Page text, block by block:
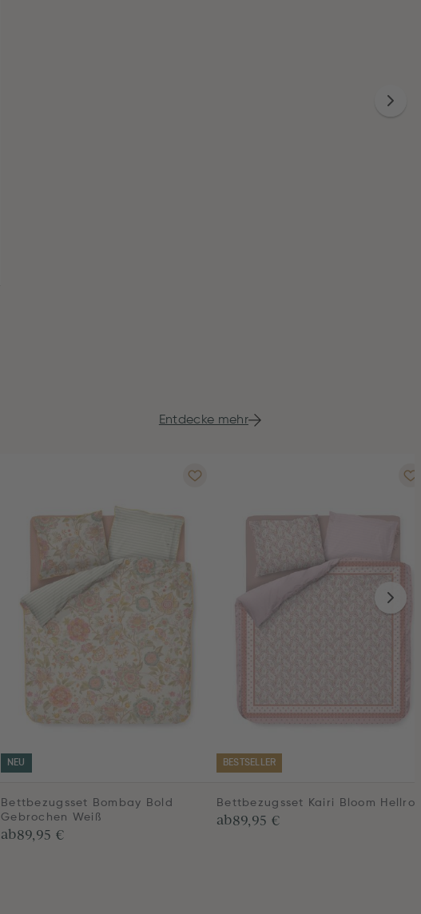
Entdecke mehr
NEU
Bettbezugsset Bombay Bold
Gebrochen Weiß
ab89,95 €
BESTSELLER
Bettbezugsset Kairi Bloom
ab89,95 €